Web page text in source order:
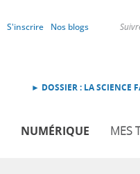
S'inscrire Nos blogs
► DOSSIER : LA SCIENCE
NUMÉRIQUE MES